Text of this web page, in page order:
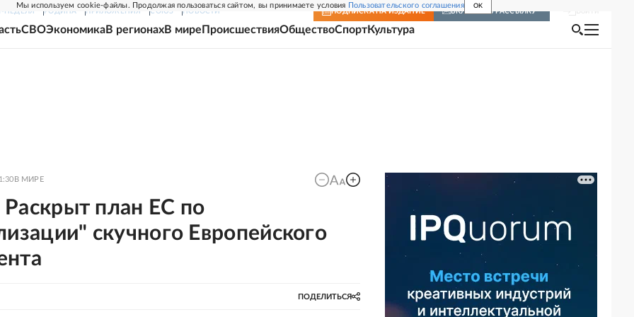
Мы используем cookie-файлы. Продолжая пользоваться сайтом, вы принимаете условия Пользовательского соглашения OK
НЕДЕЛЯ РОДИНА ПРИЛОЖЕНИЯ СОЮЗ НОВОСТИ ПОДПИСКА НА ИЗДАНИЕ ВКЛЮЧИТЬ РАССЫЛКУ
СВОЭкономикаВ регионахВ мире ПроисшествияОбществоСпортКультура
В МИРЕ
Раскрыт план ЕС по
скучного Европейского
ПОДЕЛИТЬСЯ